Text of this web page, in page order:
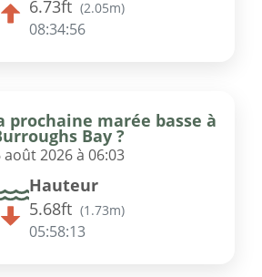
6.73ft (2.05m)
08:34:56
prochaine marée basse à
Bay ?
août 2026 à 06:03
Hauteur
5.68ft (1.73m)
05:58:13